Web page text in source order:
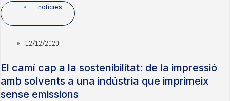
notícies
12/12/2020
El camí cap a la sostenibilitat: de la impressió
amb solvents a una indústria que imprimeix
sense emissions